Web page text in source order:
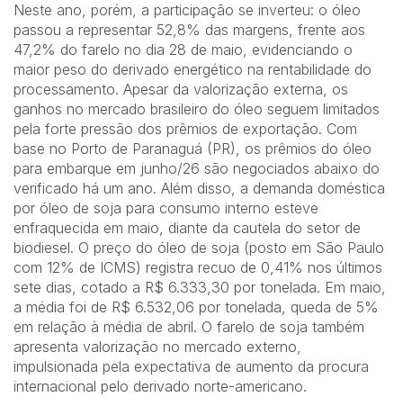
Neste ano, porém, a participação se inverteu: o óleo
passou a representar 52,8% das margens, frente aos
47,2% do farelo no dia 28 de maio, evidenciando o
maior peso do derivado energético na rentabilidade do
processamento. Apesar da valorização externa, os
ganhos no mercado brasileiro do óleo seguem limitados
pela forte pressão dos prêmios de exportação. Com
base no Porto de Paranaguá (PR), os prêmios do óleo
para embarque em junho/26 são negociados abaixo do
verificado há um ano. Além disso, a demanda doméstica
por óleo de soja para consumo interno esteve
enfraquecida em maio, diante da cautela do setor de
biodiesel. O preço do óleo de soja (posto em São Paulo
com 12% de ICMS) registra recuo de 0,41% nos últimos
sete dias, cotado a R$ 6.333,30 por tonelada. Em maio,
a média foi de R$ 6.532,06 por tonelada, queda de 5%
em relação à média de abril. O farelo de soja também
apresenta valorização no mercado externo,
impulsionada pela expectativa de aumento da procura
internacional pelo derivado norte-americano.